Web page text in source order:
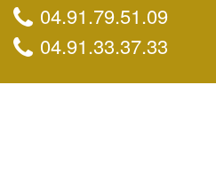
04.91.79.51.09
04.91.33.37.33